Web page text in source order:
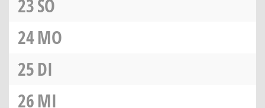
23SO
24MO
25DI
26MI